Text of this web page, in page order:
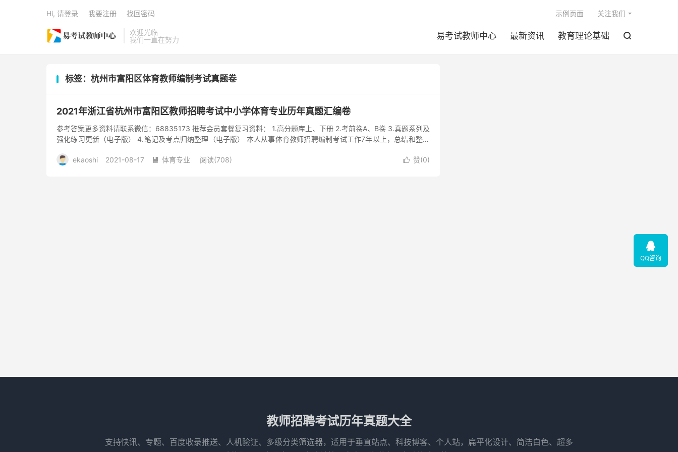
欢迎光临
我们一直在努力
易考试教师中心 最新资讯 教育理论基础 
示例页面 关注我们
Hi, 请登录 我要注册 找回密码
标签：杭州市富阳区体育教师编制考试真题卷
2021年浙江省杭州市富阳区教师招聘考试中小学体育专业历年真题汇编卷
参考答案更多资料请联系微信：68835173 推荐会员套餐复习资料： 1.高分题库上、下册 2.考前卷A、B卷 3.真题系列及
强化练习更新（电子版） 4.笔记及考点归纳整理（电子版） 本人从事体育教师招聘编制考试工作7年以上，总结和整理
ekaoshi
2021-08-17  体育专业 阅读(708)  赞(0)
教师招聘考试历年真题大全
支持快讯、专题、百度收录推送、人机验证、多级分类筛选器，适用于垂直站点、科技博客、个人站，扁平化设计、简洁白色、超多

QQ咨询